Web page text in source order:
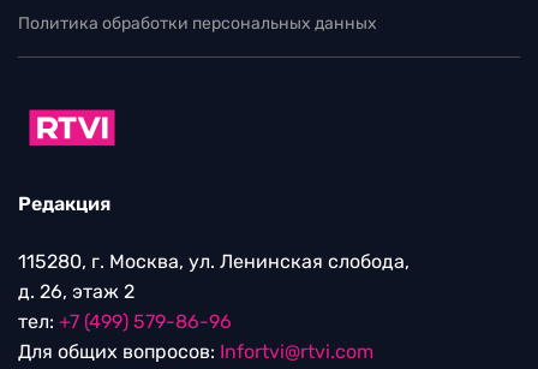
Политика обработки персональных данных
Редакция
115280, г. Москва, ул. Ленинская слобода,
д. 26, этаж 2
тел: +7 (499) 579-86-96
Для общих вопросов: Infortvi@rtvi.com